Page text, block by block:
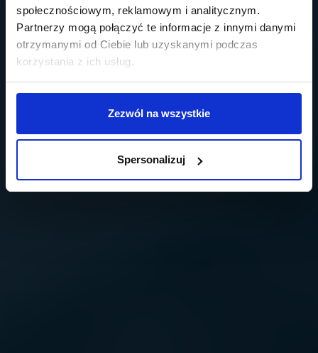
społecznościowym, reklamowym i analitycznym.
Partnerzy mogą połączyć te informacje z innymi danymi
otrzymanymi od Ciebie lub uzyskanymi podczas
korzystania z ich usług.
Zezwól na wszystkie
Spersonalizuj